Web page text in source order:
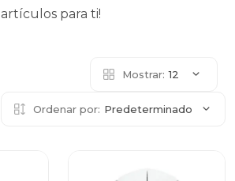
artículos para ti!
Mostrar: 12
Ordenar por: Predeterminado